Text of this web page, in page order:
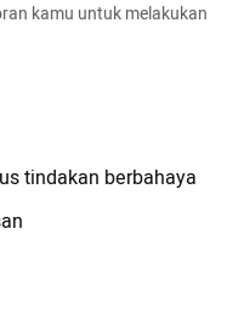
kamu untuk melakukan
tindakan berbahaya